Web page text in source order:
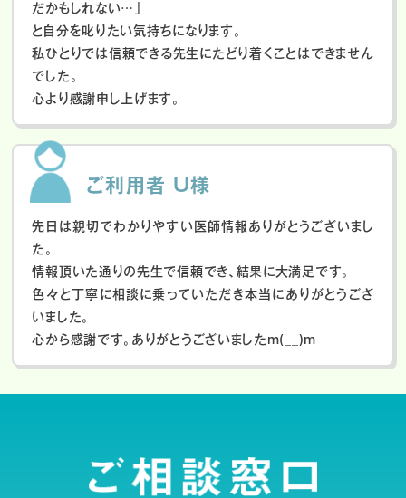
だかもしれない…」
と自分を叱りたい気持ちになります。
私ひとりでは信頼できる先生にたどり着くことはできません
でした。
心より感謝申し上げます。
ご利用者 U様
先日は親切でわかりやすい医師情報ありがとうございまし
た。
情報頂いた通りの先生で信頼でき、結果に大満足です。
色々と丁寧に相談に乗っていただき本当にありがとうござ
いました。
心から感謝です。ありがとうございましたm(__)m